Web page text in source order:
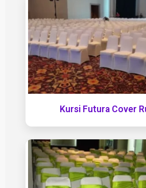
Kursi Futura Cover